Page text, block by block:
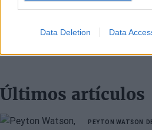
Data Deletion Data
Últimos artículos
PEYTON WATSON